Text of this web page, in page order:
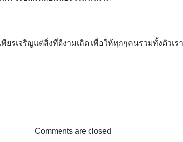
ยรเจริญแต่สิ่งที่ดีงามเถิด เพื่อให้ทุกๆคนรวมทั้งตัวเร
Comments are closed